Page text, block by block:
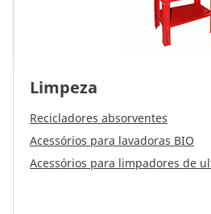
Limpeza
Recicladores absorventes
Acessórios para lavadoras BIO
Acessórios para limpadores de